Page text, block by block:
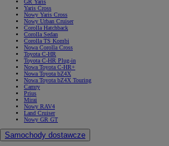
Yaris Cross
Nowy Yaris Cross
Nowy Urban Cruiser
Corolla Hatchback
Corolla Sedan
Corolla TS Kombi
Nowa Corolla Cross
Toyota C-HR
Toyota C-HR Plug-in
Nowa Toyota C-HR+
Nowa Toyota bZ4X
Nowa Toyota bZ4X Touring
Camry
Prius
Mirai
Nowy RAV4
Land Cruiser
Nowy GR GT
Samochody dostawcze